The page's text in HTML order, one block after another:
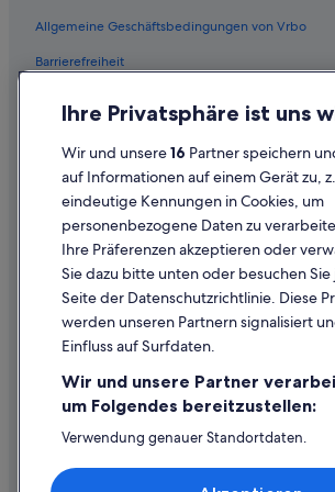
Flüge von Curitiba (CWB) nach Wien (VIE)
Flüge von Cardiff (CWL) nach Wien (VIE)
Flüge von Debrecen (DEB) nach Wien (VIE)
Flüge von Dijon (DIJ) nach Wien (VIE)
Flüge von Düsseldorf (DUS) nach Wien (VIE)
Flüge von Davao (DVO) nach Wien (VIE)
Flüge von San Sebastián (EAS) nach Wien
Flüge von Portoferraio (EBA) nach Wien (VIE)
Flüge von Edinburgh (EDI) nach Wien (VIE)
Flüge von Enterprise (ETS) nach Wien (VIE)
Flüge von Ewo (EWO) nach Wien (VIE)
Flüge von Frankfurt (FRA) nach Wien (VIE)
Allgemeine Geschäftsbedingungen von Vrbo
Barrierefreiheit
Rechtliche Hinweise/Kontakt
Inhaltsrichtlinien und Melden von Inhalten
Hilfe
Hilfe
Rückerstattungsprozess und Zeitrahmen
Buchen Sie einen Flug mit einer Gutschrift bei der
Internationale Reisedokumente
Ihre Privatsphäre ist uns
Wir und unsere16 Partner speichern
auf Informationen auf einem Gerät zu,
eindeutige Kennungen in Cookies, um
personenbezogene Daten zu
Ihre Präferenzen akzeptieren oder
Sie dazu bitte unten oder besuchen
Seite der Datenschutzrichtlinie. Diese
werden unseren Partnern signalisiert
Einfluss auf Surfdaten.
Wir und unsere Partner
um Folgendes bereitzustellen:
Verwendung genauer Standortdaten.
Speichern von oder Zugriff auf